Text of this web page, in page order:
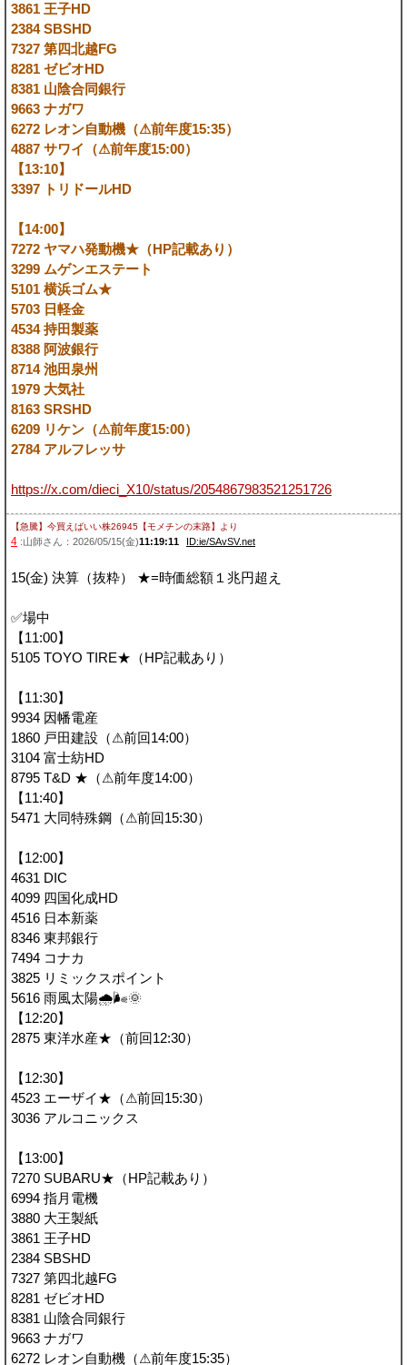
3861 王子HD
2384 SBSHD
7327 第四北越FG
8281 ゼビオHD
8381 山陰合同銀行
9663 ナガワ
6272 レオン自動機（⚠前年度15:35）
4887 サワイ（⚠前年度15:00）
【13:10】
3397 トリドールHD
【14:00】
7272 ヤマハ発動機★（HP記載あり）
3299 ムゲンエステート
5101 横浜ゴム★
5703 日軽金
4534 持田製薬
8388 阿波銀行
8714 池田泉州
1979 大気社
8163 SRSHD
6209 リケン（⚠前年度15:00）
2784 アルフレッサ
https://x.com/dieci_X10/status/2054867983521251726
【急騰】今買えばいい株26945【モメチンの末路】 より
4 :山師さん：2026/05/15(金)11:19:11 ID:ie/SAvSV.net
15(金) 決算（抜粋） ★=時価総額１兆円超え
✅場中
【11:00】
5105 TOYO TIRE★（HP記載あり）
【11:30】
9934 因幡電産
1860 戸田建設（⚠前回14:00）
3104 富士紡HD
8795 T&D ★（⚠前年度14:00）
【11:40】
5471 大同特殊鋼（⚠前回15:30）
【12:00】
4631 DIC
4099 四国化成HD
4516 日本新薬
8346 東邦銀行
7494 コナカ
3825 リミックスポイント
5616 雨風太陽🌧🌬🌞
【12:20】
2875 東洋水産★（前回12:30）
【12:30】
4523 エーザイ★（⚠前回15:30）
3036 アルコニックス
【13:00】
7270 SUBARU★（HP記載あり）
6994 指月電機
3880 大王製紙
3861 王子HD
2384 SBSHD
7327 第四北越FG
8281 ゼビオHD
8381 山陰合同銀行
9663 ナガワ
6272 レオン自動機（⚠前年度15:35）